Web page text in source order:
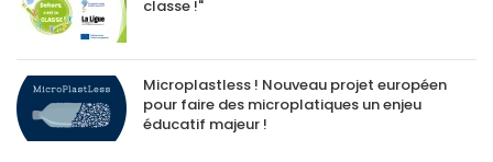
classe !"
Microplastless ! Nouveau projet européen
pour faire des microplatiques un enjeu
éducatif majeur !